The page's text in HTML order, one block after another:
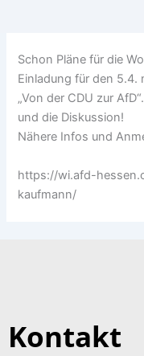
Schon Pläne für die
Einladung für den 5.4.
„Von der CDU zur
und die Diskussion!
Nähere Infos und
https://wi.afd-
kaufmann/
Kontakt